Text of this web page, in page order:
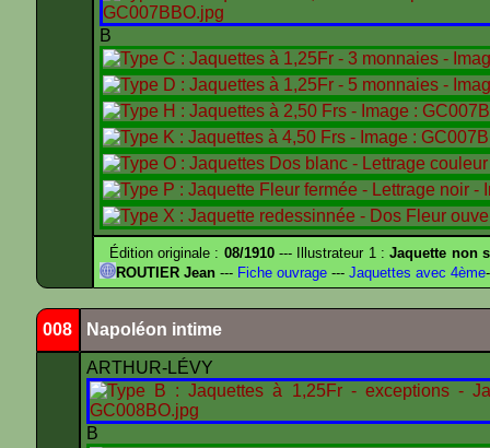
B
Édition originale : 08/1910--- Illustrateur 1 :Jaquette non
ROUTIER Jean --- Fiche ouvrage --- Jaquettes avec 4ème
008 Napoléon intime
ARTHUR-LÉVY
B